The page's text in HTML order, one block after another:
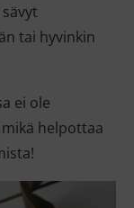
tai hyvinkin
ei ole
helpottaa